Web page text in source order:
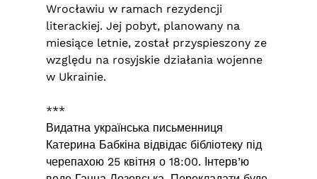
Wrocławiu w ramach rezydencji
literackiej. Jej pobyt, planowany na
miesiące letnie, został przyspieszony ze
względu na rosyjskie działania wojenne
w Ukrainie.
***
Видатна українська письменниця
Катерина Бабкіна відвідає бібліотеку під
черепахою 25 квітня о 18:00. Інтерв’ю